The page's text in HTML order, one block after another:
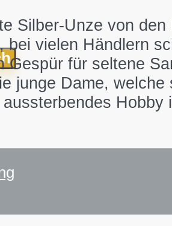
Silber-Unze von
bei vielen Händlern
Gespür für seltene
junge Dame,